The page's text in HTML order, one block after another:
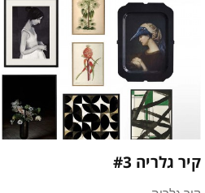
קיר גלריה #3